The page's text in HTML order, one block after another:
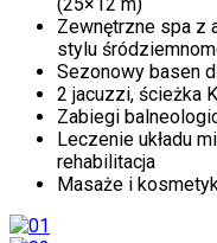
Zewnętrzne spa z
stylu
Sezonowy basen
2 jacuzzi, ścieżka
Zabiegi
Leczenie układu
rehabilitacja
Masaże i